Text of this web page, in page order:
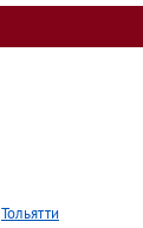
Тольятти